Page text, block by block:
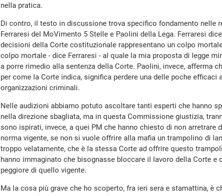
nella pratica.
Di contro, il testo in discussione trova specifico fondamento nelle
Ferraresi del MoVimento 5 Stelle e Paolini della Lega. Ferraresi
decisioni della Corte costituzionale rappresentano un colpo
colpo mortale - dice Ferraresi - al quale la mia proposta di legge
a porre rimedio alla sentenza della Corte. Paolini, invece, afferma
per come la Corte indica, significa perdere una delle poche
organizzazioni criminali.
Nelle audizioni abbiamo potuto ascoltare tanti esperti che hanno
nella direzione sbagliata, ma in questa Commissione giustizia,
sono ispirati, invece, a quei PM che hanno chiesto di non arretrare
norma vigente, se non si vuole offrire alla mafia un trampolino di
troppo velatamente, che è la stessa Corte ad offrire questo
hanno immaginato che bisognasse bloccare il lavoro della Corte e
peggiore di quello vigente.
Ma la cosa più grave che ho scoperto, fra ieri sera e stamattina, è